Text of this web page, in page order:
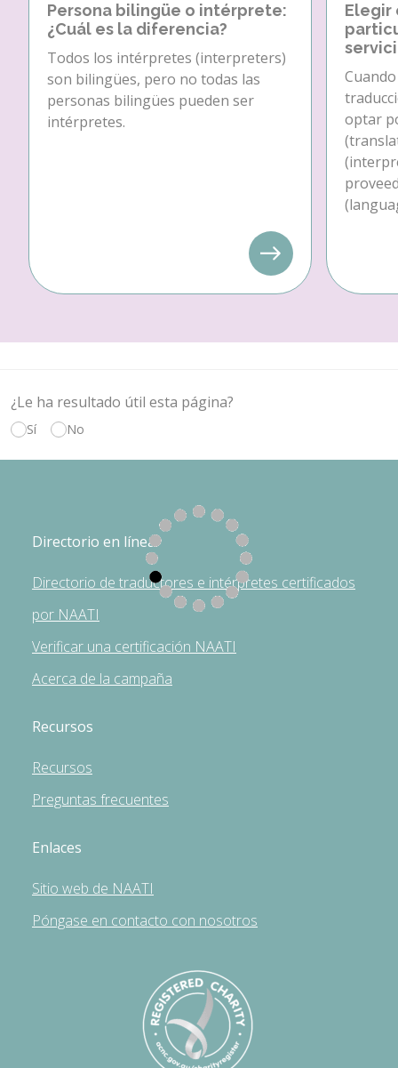
Persona bilingüe o intérprete:
¿Cuál es la diferencia?
Todos los intérpretes (interpreters)
son bilingües, pero no todas las
personas bilingües pueden ser
intérpretes.
Elegir
optar
¿Le ha resultado útil esta página?
Sí No
Directorio en línea
Directorio de traductores e intérpretes certificados
por NAATI
Verificar una certificación NAATI
Acerca de la campaña
Recursos
Recursos
Preguntas frecuentes
Enlaces
Sitio web de NAATI
Póngase en contacto con nosotros